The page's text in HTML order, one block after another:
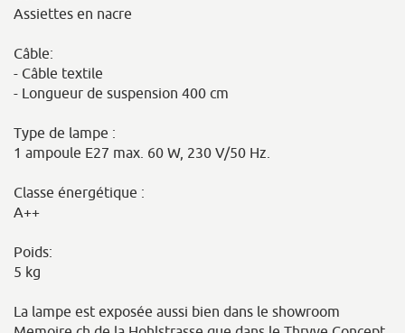
Assiettes en nacre
Câble:
- Câble textile
- Longueur de suspension 400 cm
Type de lampe :
1 ampoule E27 max. 60 W, 230 V/50 Hz.
Classe énergétique :
A++
Poids:
5 kg
La lampe est exposée aussi bien dans le showroom